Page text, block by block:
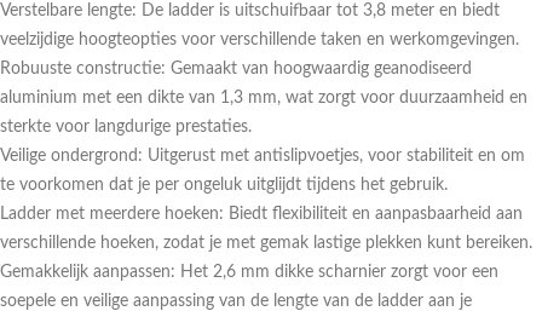
Verstelbare lengte: De ladder is uitschuifbaar tot 3,8 meter en biedt
veelzijdige hoogteopties voor verschillende taken en werkomgevingen.
Robuuste constructie: Gemaakt van hoogwaardig geanodiseerd
aluminium met een dikte van 1,3 mm, wat zorgt voor duurzaamheid en
sterkte voor langdurige prestaties.
Veilige ondergrond: Uitgerust met antislipvoetjes, voor stabiliteit en om
te voorkomen dat je per ongeluk uitglijdt tijdens het gebruik.
Ladder met meerdere hoeken: Biedt flexibiliteit en aanpasbaarheid aan
verschillende hoeken, zodat je met gemak lastige plekken kunt bereiken.
Gemakkelijk aanpassen: Het 2,6 mm dikke scharnier zorgt voor een
soepele en veilige aanpassing van de lengte van de ladder aan je